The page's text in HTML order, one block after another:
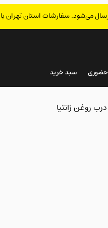
می‌شود. سفارشات استان تهران
سبد خرید
درب روغن زانتیا